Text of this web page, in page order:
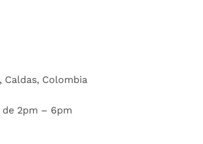
Caldas, Colombia
de 2pm – 6pm